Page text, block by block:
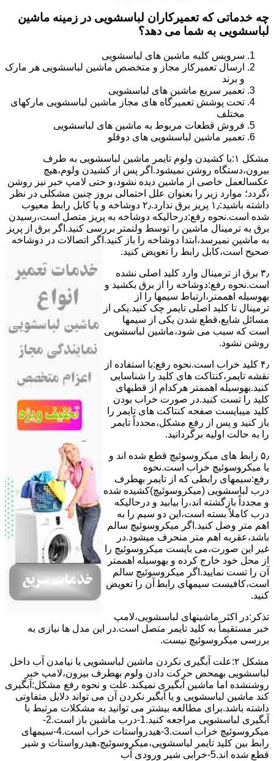
چه خدماتی که تعمیرکاران لباسشویی در زمینه ماشین
لباسشویی به شما می دهد؟
سرویس کلیه ماشین های لباسشویی
ارسال تعمیرکار مجاز و متخصص ماشین لباسشویی هر مارک
و برند
تعمیر سریع ماشین های لباسشویی
تحت پوشش تعمیرگاه های مجاز ماشین لباسشویی مارکهای
مختلف
فروش قطعات مربوط به ماشین های لباسشویی
تعمیر ماشین لباسشویی های دوقلو
مشکل ۱:ﺑﺎ ﮐﺸﯿﺪن وﻟﻮم ﺗﺎﯾﻤﺮ ماشین لباسشویی به طرف
ﺑﯿﺮون،دستگاه روﺷﻦ نمیشود.اﮔﺮ ﭘﺲ از ﮐﺸﯿﺪن وﻟﻮم،ﻫﯿﭻ
عکسالعمل ﺧﺎﺻﯽ از ﻣﺎﺷﯿﻦ دﯾﺪه نشود،و حتی ﻻﻣﭗ ﺧﺒﺮ ﻧﯿﺰ روﺷﻦ
ﻧگردد؛ موارد زیر را بعنوان ﻋﻠﻞ احتمالی بروز چنین مشکلی در نظر
داشته باشید:۱٫ ﭘﺮﯾﺰ ﺑﺮق ﻧﺪارد.۲٫ دوﺷﺎﺧﻪ و ﯾﺎ ﮐﺎﺑﻞ راﺑﻂ ﻣﻌﯿﻮب
ﺷﺪه است.نحوه رفع:درحالیکه دوﺷﺎﺧﻪ ﺑﻪ ﭘﺮﯾﺰ ﻣﺘﺼﻞ اﺳﺖ،رﺳﯿﺪن
ﺑﺮق ﺑﻪ ﺗﺮﻣﯿﻨﺎل ﻣﺎﺷﯿﻦ را ﺗﻮﺳﻂ ولتمتر بررسی ﮐﻨﯿﺪ.اﮔﺮ ﺑﺮق از ﭘﺮﯾﺰ
ﺑﻪ ﻣﺎﺷﯿﻦ نمیرسد،اﺑﺘﺪا دوشاخه را باز کنید.اﮔﺮ اﺗﺼﺎﻻت در دوشاخه
ﺻﺤﯿﺢ اﺳﺖ،ﮐﺎﺑﻞ راﺑﻂ را ﺗﻌﻮﯾﺾ کنید.
۳٫ ﺑﺮق از ﺗﺮﻣﯿﻨﺎل وارد ﮐﻠﯿﺪ اﺻﻠﯽ ﻧﺸﺪه
است.نحوه رﻓﻊ:دوشاخه را از ﺑﺮق بکشید و
بهوسیله اهممتر،ارﺗﺒﺎط سیمها را از
ﺗﺮﻣﯿﻨﺎل ﺗﺎ ﮐﻠﯿﺪ اﺻﻠﯽ ﺗﺎﯾﻤﺮ چک کنید.یکی از
مسائل شایع،ﻗﻄﻊ شدن ﯾﮑﯽ از سیمها
است که سبب می شود،ﻣﺎﺷﯿﻦ لباسشویی
روﺷﻦ نشود.
۴٫ ﮐﻠﯿﺪ ﺧﺮاب اﺳﺖ.نحوه رفع:ﺑﺎ اﺳﺘﻔﺎده از
ﻧﻘﺸﻪ ﺗﺎﯾﻤﺮ،ﮐﻨﺘﺎﮐﺖ ﻫﺎی ﮐﻠﯿﺪ را ﺷﻨﺎﺳﺎﯾﯽ
کنید.بهوسیله اهممتر هرکدام از قطبهای
ﮐﻠﯿﺪ را ﺗﺴﺖ ﮐﻨﯿﺪ.در ﺻﻮرت ﺧﺮاب ﺑﻮدن
ﮐﻠﯿﺪ میبایست ﺻﻔﺤﻪ ﮐﻨﺘﺎﮐﺖ ﻫﺎی ﺗﺎﯾﻤﺮ را
باز کنید و ﭘﺲ از رﻓﻊ مشکل،مجدداً ﺗﺎﯾﻤﺮ
را به حالت اوﻟﯿﻪ برگردانید.
۵٫ رابط های ﻣﯿﮑﺮوﺳﻮﺋﯿﭻ ﻗﻄﻊ شده اند و
ﯾﺎ ﻣﯿﮑﺮوﺳﻮﺋﯿﭻ ﺧﺮاب اﺳﺖ.نحوه
رفع:سیمهای راﺑﻄﯽ ﮐﻪ از ﺗﺎﯾﻤﺮ بهطرف
درب لباسشویی (ﻣﯿﮑﺮوﺳﻮﺋﯿﭻ)کشیده شده
و مجدداً بازگشته اند،را ﺑﯿﺎﺑﯿﺪ و درحالیکه
درب کاملاً ﺑﺴﺘﻪ اﺳﺖ،اﯾﻦ دو ﺳﯿﻢ را ﺑﻪ
اﻫﻢ ﻣﺘﺮ وصل کنید.اﮔﺮ ﻣﯿﮑﺮوﺳﻮﺋﯿﭻ ﺳﺎﻟﻢ
ﺑﺎﺷﺪ،ﻋﻘﺮﺑﻪ اهم متر ﻣﻨﺤﺮف میشود.در
ﻏﯿﺮ اﯾﻦ ﺻﻮرت،می بایست ﻣﯿﮑﺮوﺳﻮﺋﯿﭻ را
از ﻣﺤﻞ خود ﺧﺎرج کرده و بهوسیله اهممتر
آن را ﺗﺴﺖ ﻧﻤﺎﯾﯿﺪ.اﮔﺮ ﻣﯿﮑﺮوﺳﻮﺋﯿﭻ ﺳﺎﻟﻢ
اﺳﺖ،ﮐﺎﻓﯿﺴﺖ سیمهای راﺑﻄ آن را ﺗﻌﻮﯾﺾ
کنید.
ﺗﺬﮐﺮ:در اﮐﺜﺮ ماشینهای لباسشویی،ﻻﻣﭗ
ﺧﺒﺮ مستقیماً ﺑﻪ ﮐﻠﯿﺪ ﺗﺎﯾﻤﺮ ﻣﺘﺼﻞ اﺳﺖ.در اﯾﻦ مدل ها ﻧﯿﺎزی ﺑﻪ
بررسی ﻣﯿﮑﺮوﺳﻮﺋﯿﭻ نیست.
مشکل ۲:علت آبگیری نکردن ماشین لباسشویی یا نیامدن آب داخل
لباسشویی بهمحض ﺣﺮﮐﺖ دادن وﻟﻮم بهطرف ﺑﯿﺮون،ﻻﻣﭗ ﺧﺒﺮ
روشنشده اﻣﺎ ﻣﺎﺷﯿﻦ آﺑﮕﯿﺮی نمیکند.ﻋﻠﺖ و نحوه رﻓﻊ مشکل:آبگیری
کند ماشین لباسشویی و یا آبگیر نکردن آن می تواند دلایل متفاوتی
داشته باشد.برای مطالعه بیشتر می توانید به مشکلات مرتبط با
آبگیری لباسشویی مراجعه کنید.1-درب ﻣﺎﺷﯿﻦ ﺑﺎز اﺳﺖ.2-
ﻣﯿﮑﺮوﺳﻮﺋﯿﭻ ﺧﺮاب اﺳﺖ.3-ﻫﯿﺪرواﺳﺘﺎت ﺧﺮاب اﺳﺖ.4-سیمهای
راﺑﻂ ﺑﯿﻦ ﮐﻠﯿﺪ ﺗﺎﯾﻤﺮ لباسشویی،ﻣﯿﮑﺮوﺳﻮﺋﯿﭻ،ﻫﯿﺪرواﺳﺘﺎت و ﺷﯿﺮ
ﻗﻄﻊ ﺷﺪه اند.5-خرابی شیر ورودی آب